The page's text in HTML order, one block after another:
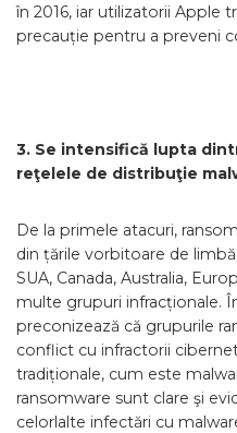
în 2016, iar utilizatorii Apple
precauție pentru a preveni
3. Se intensifică lupta
reţelele de distribuţie
De la primele atacuri,
din țările vorbitoare de
SUA, Canada, Australia,
multe grupuri infracționale.
preconizează că grupurile
conflict cu infractorii
tradiționale, cum este
ransomware sunt clare şi
celorlalte infectări cu